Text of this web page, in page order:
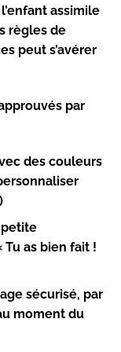
assimile
règles de
peut s’avérer
par
des couleurs
as bien fait !
sécurisé, par
moment du